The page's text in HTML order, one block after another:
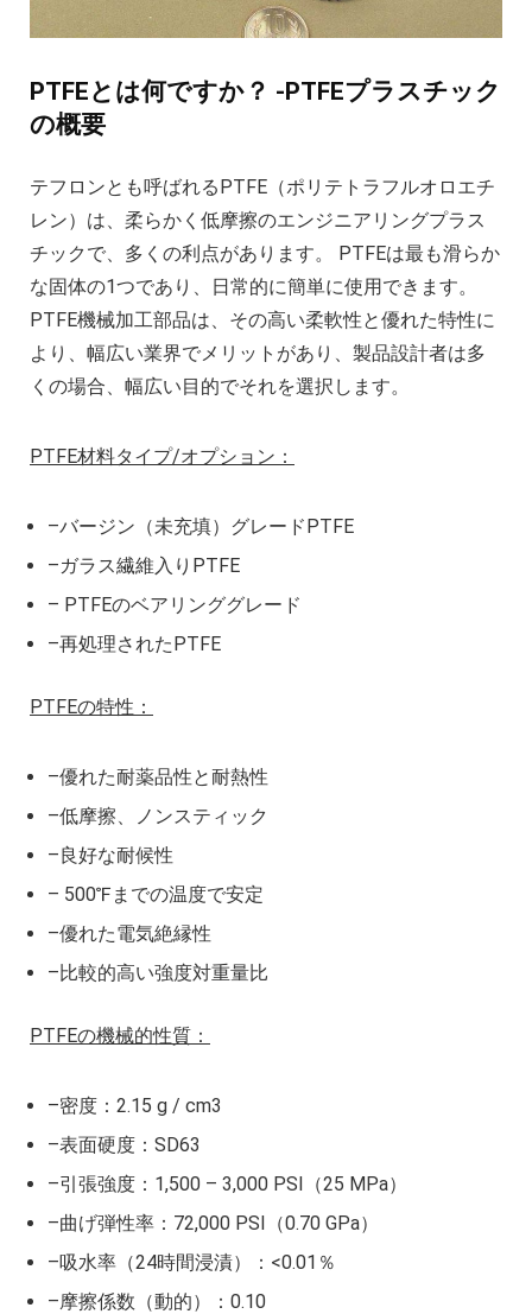
PTFEとは何ですか？ -PTFEプラスチック
の概要
テフロンとも呼ばれるPTFE（ポリテトラフルオロエチ
レン）は、柔らかく低摩擦のエンジニアリングプラス
チックで、多くの利点があります。 PTFEは最も滑らか
な固体の1つであり、日常的に簡単に使用できます。
PTFE機械加工部品は、その高い柔軟性と優れた特性に
より、幅広い業界でメリットがあり、製品設計者は多
くの場合、幅広い目的でそれを選択します。
PTFE材料タイプ/オプション：
–バージン（未充填）グレードPTFE
–ガラス繊維入りPTFE
– PTFEのベアリンググレード
–再処理されたPTFE
PTFEの特性：
–優れた耐薬品性と耐熱性
–低摩擦、ノンスティック
–良好な耐候性
– 500℉までの温度で安定
–優れた電気絶縁性
–比較的高い強度対重量比
PTFEの機械的性質：
–密度：2.15 g / cm3
–表面硬度：SD63
–引張強度：1,500 – 3,000 PSI（25 MPa）
–曲げ弾性率：72,000 PSI（0.70 GPa）
–吸水率（24時間浸漬）：<0.01％
–摩擦係数（動的）：0.10